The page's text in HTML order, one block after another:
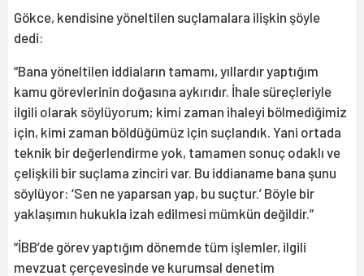
Gökce, kendisine yöneltilen suçlamalara ilişkin şöyle
dedi:
“Bana yöneltilen iddiaların tamamı, yıllardır yaptığım
kamu görevlerinin doğasına aykırıdır. İhale süreçleriyle
ilgili olarak söylüyorum; kimi zaman ihaleyi bölmediğimiz
için, kimi zaman böldüğümüz için suçlandık. Yani ortada
teknik bir değerlendirme yok, tamamen sonuç odaklı ve
çelişkili bir suçlama zinciri var. Bu iddianame bana şunu
söylüyor: ‘Sen ne yaparsan yap, bu suçtur.’ Böyle bir
yaklaşımın hukukla izah edilmesi mümkün değildir.”
“İBB’de görev yaptığım dönemde tüm işlemler, ilgili
mevzuat çerçevesinde ve kurumsal denetim